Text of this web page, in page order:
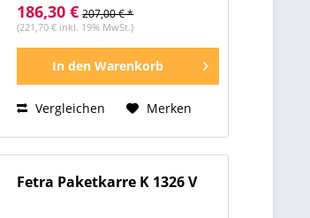
186,30 € 207,00 € *
(221,70 € inkl. 19% MwSt.)
In den Warenkorb
Vergleichen Merken
Fetra Paketkarre K 1326 V